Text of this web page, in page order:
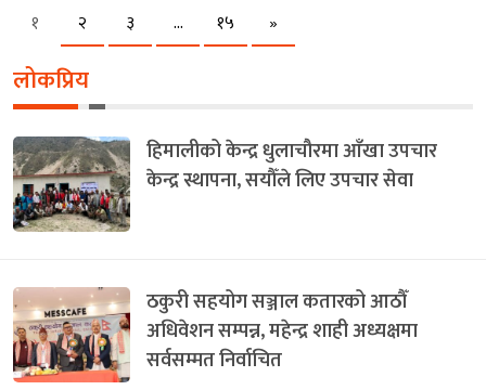
१ २ ३ … १५ »
लोकप्रिय
हिमालीको केन्द्र धुलाचौरमा आँखा उपचार
केन्द्र स्थापना, सयौँले लिए उपचार सेवा
ठकुरी सहयोग सञ्जाल कतारको आठौँ
अधिवेशन सम्पन्न, महेन्द्र शाही अध्यक्षमा
सर्वसम्मत निर्वाचित